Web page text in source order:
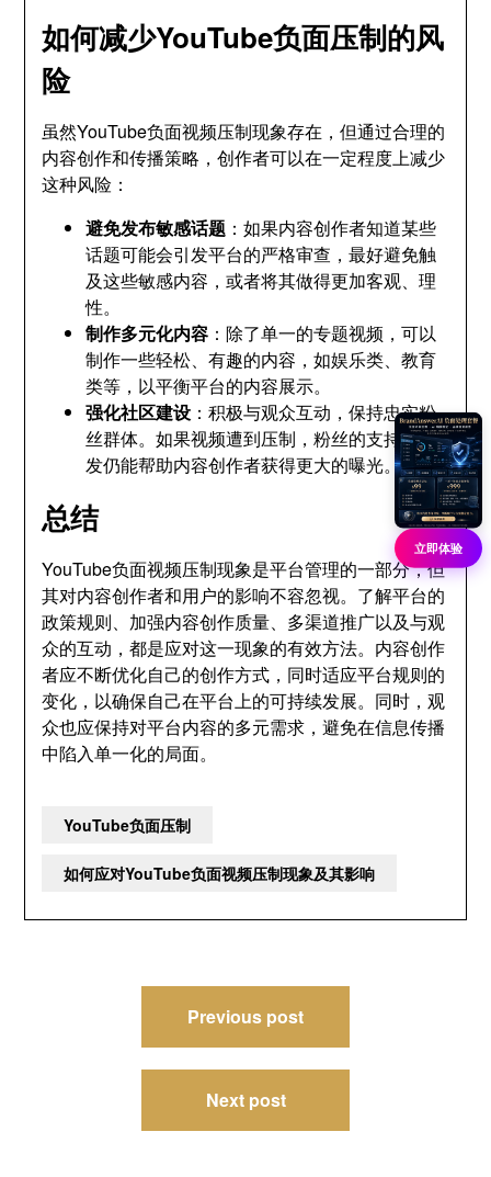
如何减少YouTube负面压制的风
险
虽然YouTube负面视频压制现象存在，但通过合理的
内容创作和传播策略，创作者可以在一定程度上减少
这种风险：
避免发布敏感话题 ：如果内容创作者知道某些
话题可能会引发平台的严格审查，最好避免触
及这些敏感内容，或者将其做得更加客观、理
性。
制作多元化内容 ：除了单一的专题视频，可以
制作一些轻松、有趣的内容，如娱乐类、教育
类等，以平衡平台的内容展示。
强化社区建设 ：积极与观众互动，保持忠实粉
丝群体。如果视频遭到压制，粉丝的支持和转
发仍能帮助内容创作者获得更大的曝光。
总结
YouTube负面视频压制现象是平台管理的一部分，但
其对内容创作者和用户的影响不容忽视。了解平台的
政策规则、加强内容创作质量、多渠道推广以及与观
众的互动，都是应对这一现象的有效方法。内容创作
者应不断优化自己的创作方式，同时适应平台规则的
变化，以确保自己在平台上的可持续发展。同时，观
众也应保持对平台内容的多元需求，避免在信息传播
中陷入单一化的局面。
YouTube负面压制
如何应对YouTube负面视频压制现象及其影响
Previous post
Next post
立即体验